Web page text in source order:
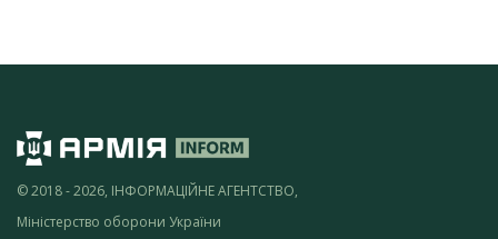
© 2018 - 2026, ІНФОРМАЦІЙНЕ АГЕНТСТВО,
Міністерство оборони України